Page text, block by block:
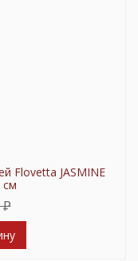
Flovetta JASMINE
см